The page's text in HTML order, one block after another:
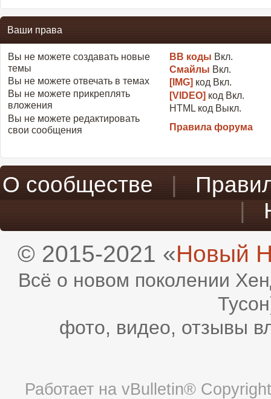
Ваши права
Вы не можете создавать новые
темы
Вы не можете отвечать в темах
Вы не можете прикреплять
вложения
Вы не можете редактировать
свои сообщения
BB коды Вкл.
Смайлы Вкл.
[IMG] код Вкл.
[VIDEO] код Вкл.
HTML код Выкл.
Правила форума
О сообществе |
|
© 2015-2021 «Новый
Всё о новом поколении
фото, видео, отзывы
Работает на vBulletin®